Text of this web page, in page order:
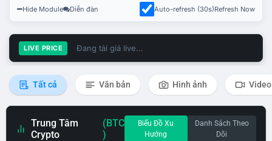
Hide Module Diễn đàn Auto-refresh (30s)Refresh Now
LIVE PRICE Đang tải giá live...
Tất cả Văn bản Hình ảnh Video
Trung Tâm
Crypto
(BTC
)
Biểu Đồ Xu
Hướng
Danh Sách Theo
Dõi